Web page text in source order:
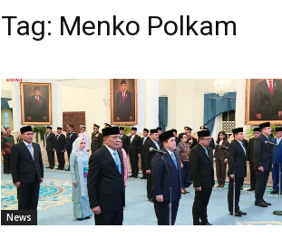
Tag: Menko Polkam
News